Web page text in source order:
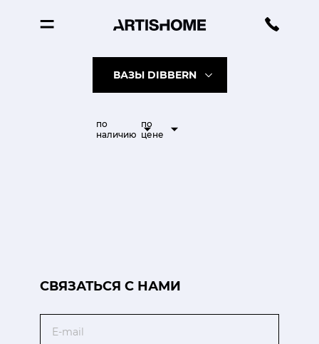
ВАЗЫ DIBBERN
по
наличию
по
цене
CВЯЗАТЬСЯ С НАМИ